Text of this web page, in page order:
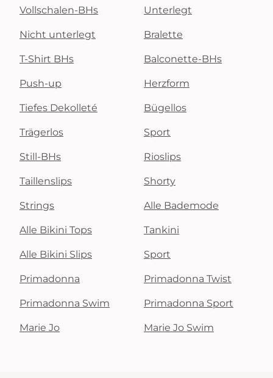
Vollschalen-BHs Unterlegt
Nicht unterlegt Bralette
T-Shirt BHs Balconette-BHs
Push-up Herzform
Tiefes Dekolleté Bügellos
Trägerlos Sport
Still-BHs Rioslips
Taillenslips Shorty
Strings Alle Bademode
Alle Bikini Tops Tankini
Alle Bikini Slips Sport
Primadonna Primadonna Twist
Primadonna Swim Primadonna Sport
Marie Jo Marie Jo Swim